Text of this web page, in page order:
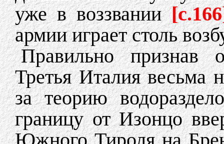
уже в воззвании
армии играет столь
Правильно признав
Третья Италия весьма
за теорию
границу от Изонцо